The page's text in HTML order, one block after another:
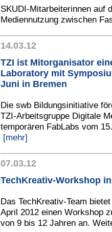
SKUDI-Mitarbeiterinnen auf
Mediennutzung zwischen
14.03.12
TZI ist Mitorganisator
Laboratory mit
Juni in Bremen
Die swb Bildungsinitiative
TZI-Arbeitsgruppe Digitale
temporären FabLabs vom
[mehr]
07.03.12
TechKreativ-Workshop
Das TechKreativ-Team
April 2012 einen Workshop
von 9 bis 12 Jahren an.